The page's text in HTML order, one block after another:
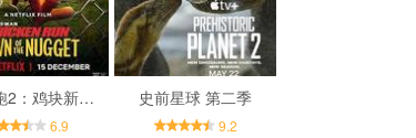
小鸡快跑2：鸡块新时代
6.9
史前星球 第二季
9.2